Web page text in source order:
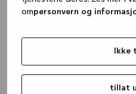
ompersonvern og
Ikke
tillat
(see